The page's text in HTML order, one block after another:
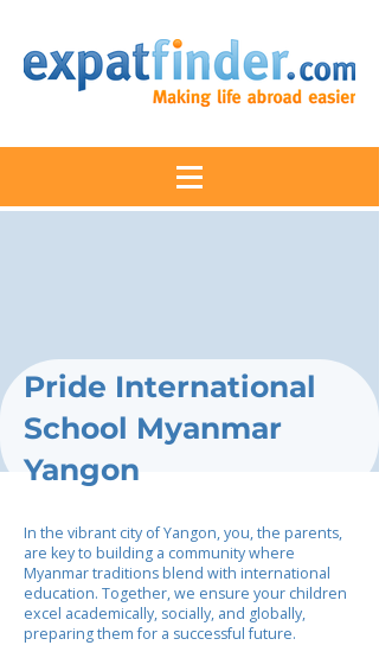
Pride International
School Myanmar
Yangon
In the vibrant city of Yangon, you, the parents,
are key to building a community where
Myanmar traditions blend with international
education. Together, we ensure your children
excel academically, socially, and globally,
preparing them for a successful future.